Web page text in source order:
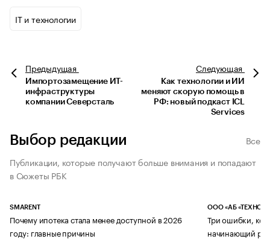
IT и технологии
Предыдущая
Импортозамещение ИТ-
инфраструктуры
компании Северсталь
Следующая
Как технологии и ИИ
меняют скорую помощь в
РФ: новый подкаст ICL
Services
Выбор редакции
Все
Публикации, которые получают больше внимания и попадают
в Сюжеты РБК
SMARENT
Почему ипотека стала менее доступной в 2026
году: главные причины
ООО «АБ
Три ошибки,
начинающий